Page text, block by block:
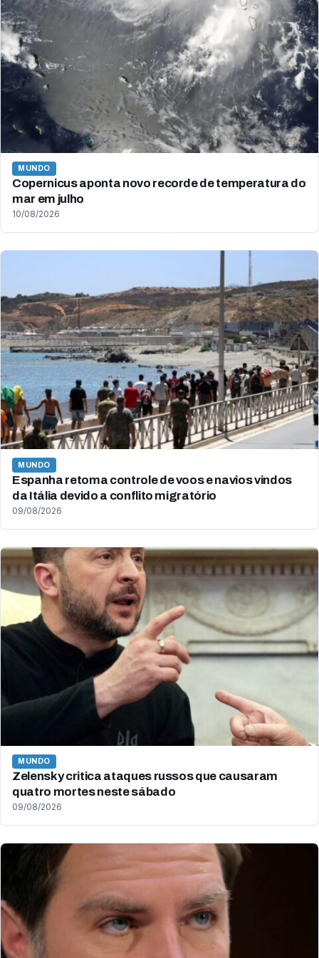
MUNDO
Copernicus aponta novo recorde de temperatura do
mar em julho
10/08/2026
MUNDO
Espanha retoma controle de voos e navios vindos
da Itália devido a conflito migratório
09/08/2026
MUNDO
Zelensky critica ataques russos que causaram
quatro mortes neste sábado
09/08/2026